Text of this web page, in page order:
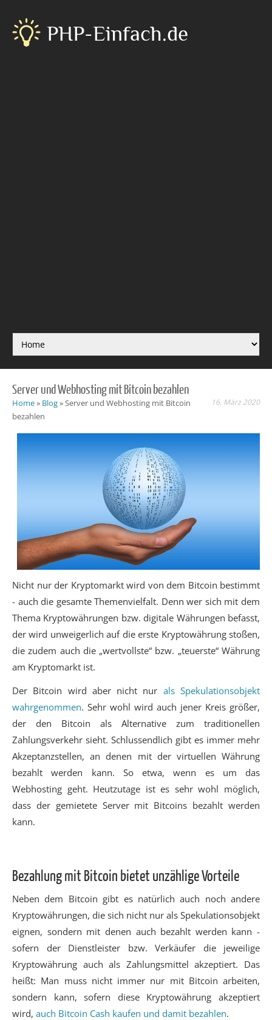
PHP-Einfach.de
Server und Webhosting mit Bitcoin bezahlen
16. März 2020
Home» Blog»Server und Webhosting mit Bitcoin
bezahlen
Nicht nur der Kryptomarkt wird von dem Bitcoin bestimmt
- auch die gesamte Themenvielfalt. Denn wer sich mit dem
Thema Kryptowährungen bzw. digitale Währungen befasst,
der wird unweigerlich auf die erste Kryptowährung stoßen,
die zudem auch die „wertvollste“ bzw. „teuerste“ Währung
am Kryptomarkt ist.
Der Bitcoin wird aber nicht nur als Spekulationsobjekt
wahrgenommen. Sehr wohl wird auch jener Kreis größer,
der den Bitcoin als Alternative zum traditionellen
Zahlungsverkehr sieht. Schlussendlich gibt es immer mehr
Akzeptanzstellen, an denen mit der virtuellen Währung
bezahlt werden kann. So etwa, wenn es um das
Webhosting geht. Heutzutage ist es sehr wohl möglich,
dass der gemietete Server mit Bitcoins bezahlt werden
kann.
Bezahlung mit Bitcoin bietet unzählige Vorteile
Neben dem Bitcoin gibt es natürlich auch noch andere
Kryptowährungen, die sich nicht nur als Spekulationsobjekt
eignen, sondern mit denen auch bezahlt werden kann -
sofern der Dienstleister bzw. Verkäufer die jeweilige
Kryptowährung auch als Zahlungsmittel akzeptiert. Das
heißt: Man muss nicht immer nur mit Bitcoin arbeiten,
sondern kann, sofern diese Kryptowährung akzeptiert
wird, auch Bitcoin Cash kaufen und damit bezahlen.